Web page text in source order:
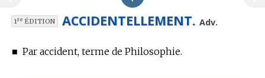
1reÉDITION ACCIDENTELLEMENT. Adv.
■ Par accident, terme de Philosophie.